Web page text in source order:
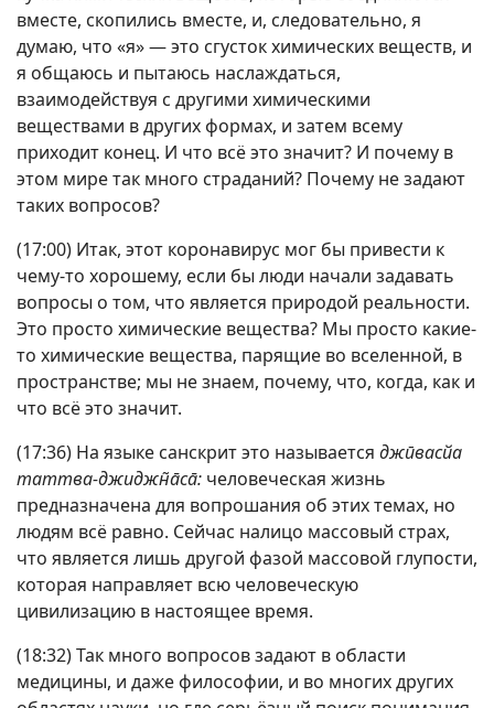
вместе, скопились вместе, и, следовательно, я
думаю, что «я» — это сгусток химических веществ, и
я общаюсь и пытаюсь наслаждаться,
взаимодействуя с другими химическими
веществами в других формах, и затем всему
приходит конец. И что всё это значит? И почему в
этом мире так много страданий? Почему не задают
таких вопросов?
(17:00) Итак, этот коронавирус мог бы привести к
чему-то хорошему, если бы люди начали задавать
вопросы о том, что является природой реальности.
Это просто химические вещества? Мы просто какие-
то химические вещества, парящие во вселенной, в
пространстве; мы не знаем, почему, что, когда, как и
что всё это значит.
(17:36) На языке санскрит это называется джӣвасйа
таттва-джиджн̃а̄са̄: человеческая жизнь
предназначена для вопрошания об этих темах, но
людям всё равно. Сейчас налицо массовый страх,
что является лишь другой фазой массовой глупости,
которая направляет всю человеческую
цивилизацию в настоящее время.
(18:32) Так много вопросов задают в области
медицины, и даже философии, и во многих других